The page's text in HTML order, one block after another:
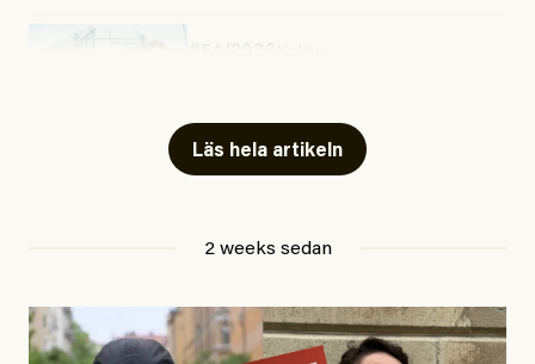
Läs hela artikeln
2 weeks sedan